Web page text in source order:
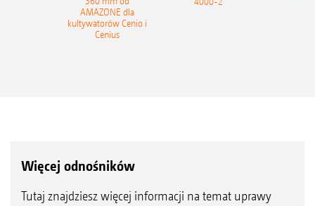
AMAZONE dla
kultywatorów Cenio i
Cenius
Więcej odnośników
Tutaj znajdziesz więcej informacji na temat uprawy